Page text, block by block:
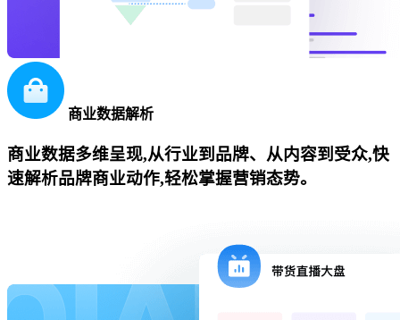
商业数据解析
商业数据多维呈现,从行业到品牌、从内容到受众,快
速解析品牌商业动作,轻松掌握营销态势。